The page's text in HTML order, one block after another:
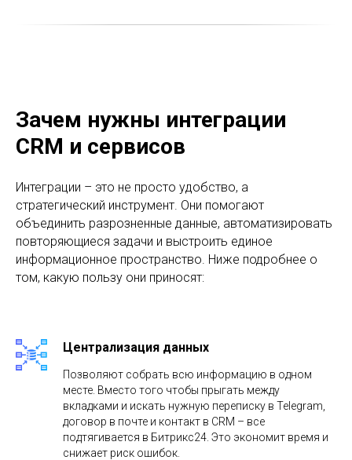
Зачем нужны интеграции
CRM и сервисов
Интеграции – это не просто удобство, а
стратегический инструмент. Они помогают
объединить разрозненные данные, автоматизировать
повторяющиеся задачи и выстроить единое
информационное пространство. Ниже подробнее о
том, какую пользу они приносят:
Централизация данных
Позволяют собрать всю информацию в одном
месте. Вместо того чтобы прыгать между
вкладками и искать нужную переписку в Telegram,
договор в почте и контакт в CRM – все
подтягивается в Битрикс24. Это экономит время и
снижает риск ошибок.